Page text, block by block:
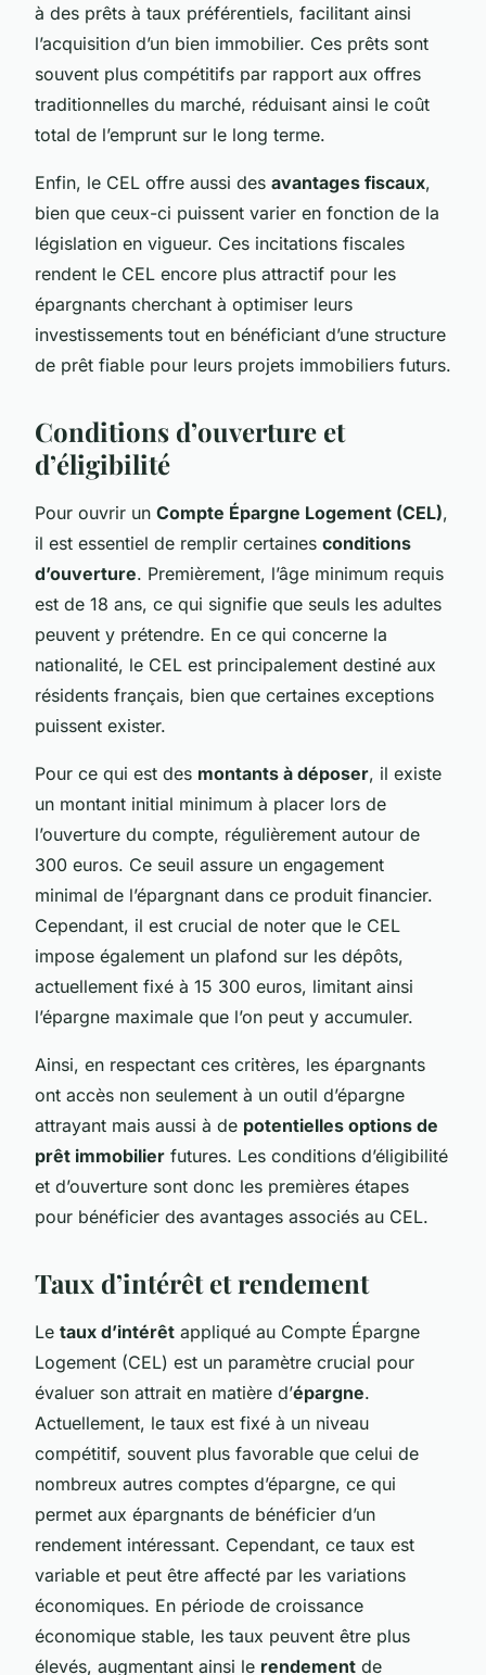
à des prêts à taux préférentiels, facilitant ainsi
l’acquisition d’un bien immobilier. Ces prêts sont
souvent plus compétitifs par rapport aux offres
traditionnelles du marché, réduisant ainsi le coût
total de l’emprunt sur le long terme.
Enfin, le CEL offre aussi des avantages fiscaux,
bien que ceux-ci puissent varier en fonction de la
législation en vigueur. Ces incitations fiscales
rendent le CEL encore plus attractif pour les
épargnants cherchant à optimiser leurs
investissements tout en bénéficiant d’une structure
de prêt fiable pour leurs projets immobiliers futurs.
Conditions d’ouverture et
d’éligibilité
Pour ouvrir un Compte Épargne Logement (CEL),
il est essentiel de remplir certaines conditions
d’ouverture. Premièrement, l’âge minimum requis
est de 18 ans, ce qui signifie que seuls les adultes
peuvent y prétendre. En ce qui concerne la
nationalité, le CEL est principalement destiné aux
résidents français, bien que certaines exceptions
puissent exister.
Pour ce qui est des montants à déposer, il existe
un montant initial minimum à placer lors de
l’ouverture du compte, régulièrement autour de
300 euros. Ce seuil assure un engagement
minimal de l’épargnant dans ce produit financier.
Cependant, il est crucial de noter que le CEL
impose également un plafond sur les dépôts,
actuellement fixé à 15 300 euros, limitant ainsi
l’épargne maximale que l’on peut y accumuler.
Ainsi, en respectant ces critères, les épargnants
ont accès non seulement à un outil d’épargne
attrayant mais aussi à de potentielles options de
prêt immobilier futures. Les conditions d’éligibilité
et d’ouverture sont donc les premières étapes
pour bénéficier des avantages associés au CEL.
Taux d’intérêt et rendement
Le taux d’intérêt appliqué au Compte Épargne
Logement (CEL) est un paramètre crucial pour
évaluer son attrait en matière d’épargne.
Actuellement, le taux est fixé à un niveau
compétitif, souvent plus favorable que celui de
nombreux autres comptes d’épargne, ce qui
permet aux épargnants de bénéficier d’un
rendement intéressant. Cependant, ce taux est
variable et peut être affecté par les variations
économiques. En période de croissance
économique stable, les taux peuvent être plus
élevés, augmentant ainsi le rendement de